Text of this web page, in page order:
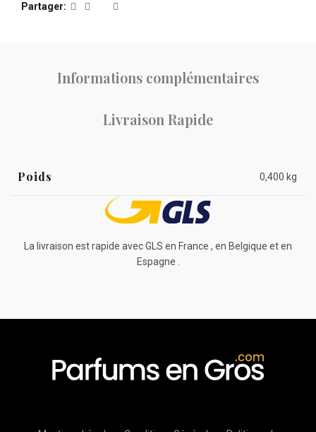
Partager
Informations complémentaires
Livraison Rapide
Poids 0,400 kg
La livraison est rapide avec GLS en France , en Belgique et en
Espagne .